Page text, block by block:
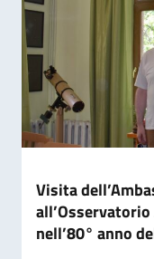
Visita
nell’80° anno